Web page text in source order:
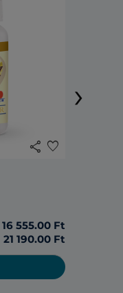
share favorite
16 555.00 Ft
21 190.00 Ft
›